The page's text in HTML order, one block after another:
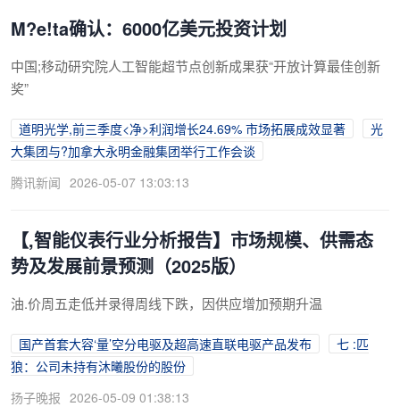
M?e!ta确认：6000亿美元投资计划
中国;移动研究院人工智能超节点创新成果获“开放计算最佳创新
奖”
道明光学,前三季度<净>利润增长24.69% 市场拓展成效显著
光
大集团与?加拿大永明金融集团举行工作会谈
腾讯新闻 2026-05-07 13:03:13
【,智能仪表行业分析报告】市场规模、供需态
势及发展前景预测（2025版）
油.价周五走低并录得周线下跌，因供应增加预期升温
国产首套大容‘量’空分电驱及超高速直联电驱产品发布
七 :匹
狼：公司未持有沐曦股份的股份
扬子晚报 2026-05-09 01:38:13